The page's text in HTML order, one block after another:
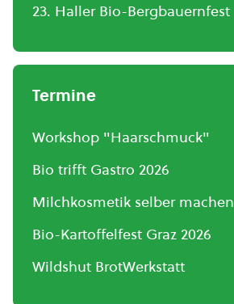
23. Haller Bio-Bergbauernfest
Termine
Workshop "Haarschmuck"
Bio trifft Gastro 2026
Milchkosmetik selber machen
Bio-Kartoffelfest Graz 2026
Wildshut BrotWerkstatt